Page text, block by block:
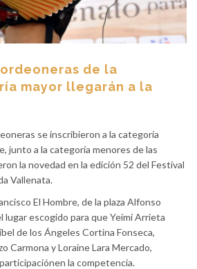
de la
mayor llegarán a la
se inscribieron a la categoría
junto a la categoría menores de las
la novedad en la edición 52 del Festival
Vallenata.
El Hombre, de la plaza Alfonso
lugar escogido para que Yeimi Arrieta
de los Ángeles Cortina Fonseca,
Carmona y Loraine Lara Mercado,
la competencia.